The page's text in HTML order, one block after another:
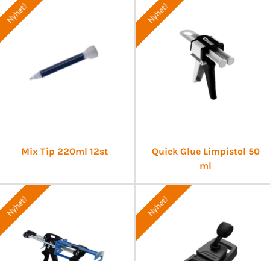
Nyhet!
Mix Tip 220ml 12st
Nyhet!
Quick Glue Limpistol 50
ml
Nyhet! Nyhet!